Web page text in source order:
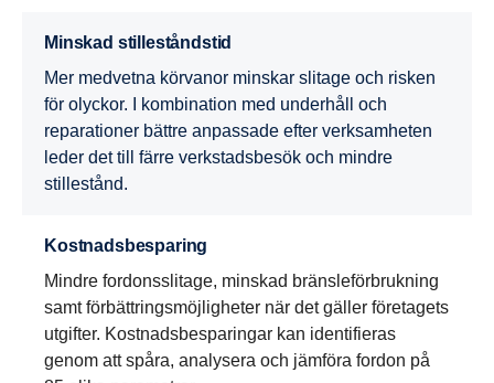
Minskad stilleståndstid
Mer medvetna körvanor minskar slitage och risken
för olyckor. I kombination med underhåll och
reparationer bättre anpassade efter verksamheten
leder det till färre verkstadsbesök och mindre
stillestånd.
Kostnadsbesparing
Mindre fordonsslitage, minskad bränsleförbrukning
samt förbättringsmöjligheter när det gäller företagets
utgifter. Kostnadsbesparingar kan identifieras
genom att spåra, analysera och jämföra fordon på